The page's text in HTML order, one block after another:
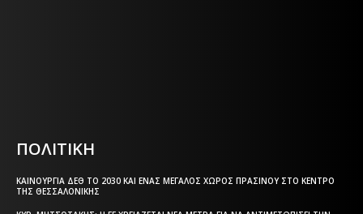
ΠΟΛΙΤΙΚΗ
ΚΑΙΝΟΎΡΓΙΑ ΔΕΘ ΤΟ 2030 ΚΑΙ ΈΝΑΣ ΜΕΓΆΛΟΣ ΧΏΡΟΣ ΠΡΑΣΊΝΟΥ ΣΤΟ ΚΈΝΤΡΟ
ΤΗΣ ΘΕΣΣΑΛΟΝΊΚΗΣ